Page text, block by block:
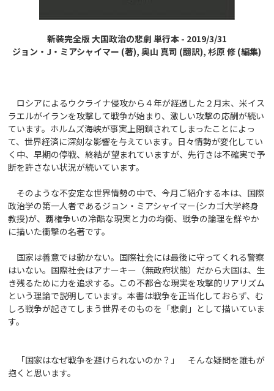
新装完全版 大国政治の悲劇 単行本 - 2019/3/31
ジョン・J・ミアシャイマー (著), 奥山 真司 (翻訳), 杉原 修 (編集)
ロシアによるウクライナ侵攻から４年が経過した２月末、米イス
ラエルがイランを攻撃して戦争が始まり、激しい攻撃の応酬が続い
ています。ホルムズ海峡が事実上閉鎖されてしまったことによっ
て、世界経済に深刻な影響を与えています。日々情勢が変化してい
く中、早期の停戦、終結が望まれていますが、先行きは不確実で予
断を許さない状況が続いています。
そのような不安定な世界情勢の中で、今月ご紹介する本は、国際
政治学の第一人者であるジョン・ミアシャイマー(シカゴ大学終身
教授)が、覇権争いの冷酷な現実と力の均衡、戦争の論理を鮮やか
に描いた衝撃の名著です。
国家は善意では動かない。国際社会には最後に守ってくれる警察
はいない。国際社会はアナーキー（無政府状態）だから大国は、生
き残るために力を追求する。この不都合な現実を攻撃的リアリズム
という理論で説明しています。本書は戦争を正当化しておらず、む
しろ戦争が起きてしまう世界そのものを「悲劇」として描いていま
す。
「国家はなぜ戦争を避けられないのか？」 そんな疑問を誰もが
抱くと思います。